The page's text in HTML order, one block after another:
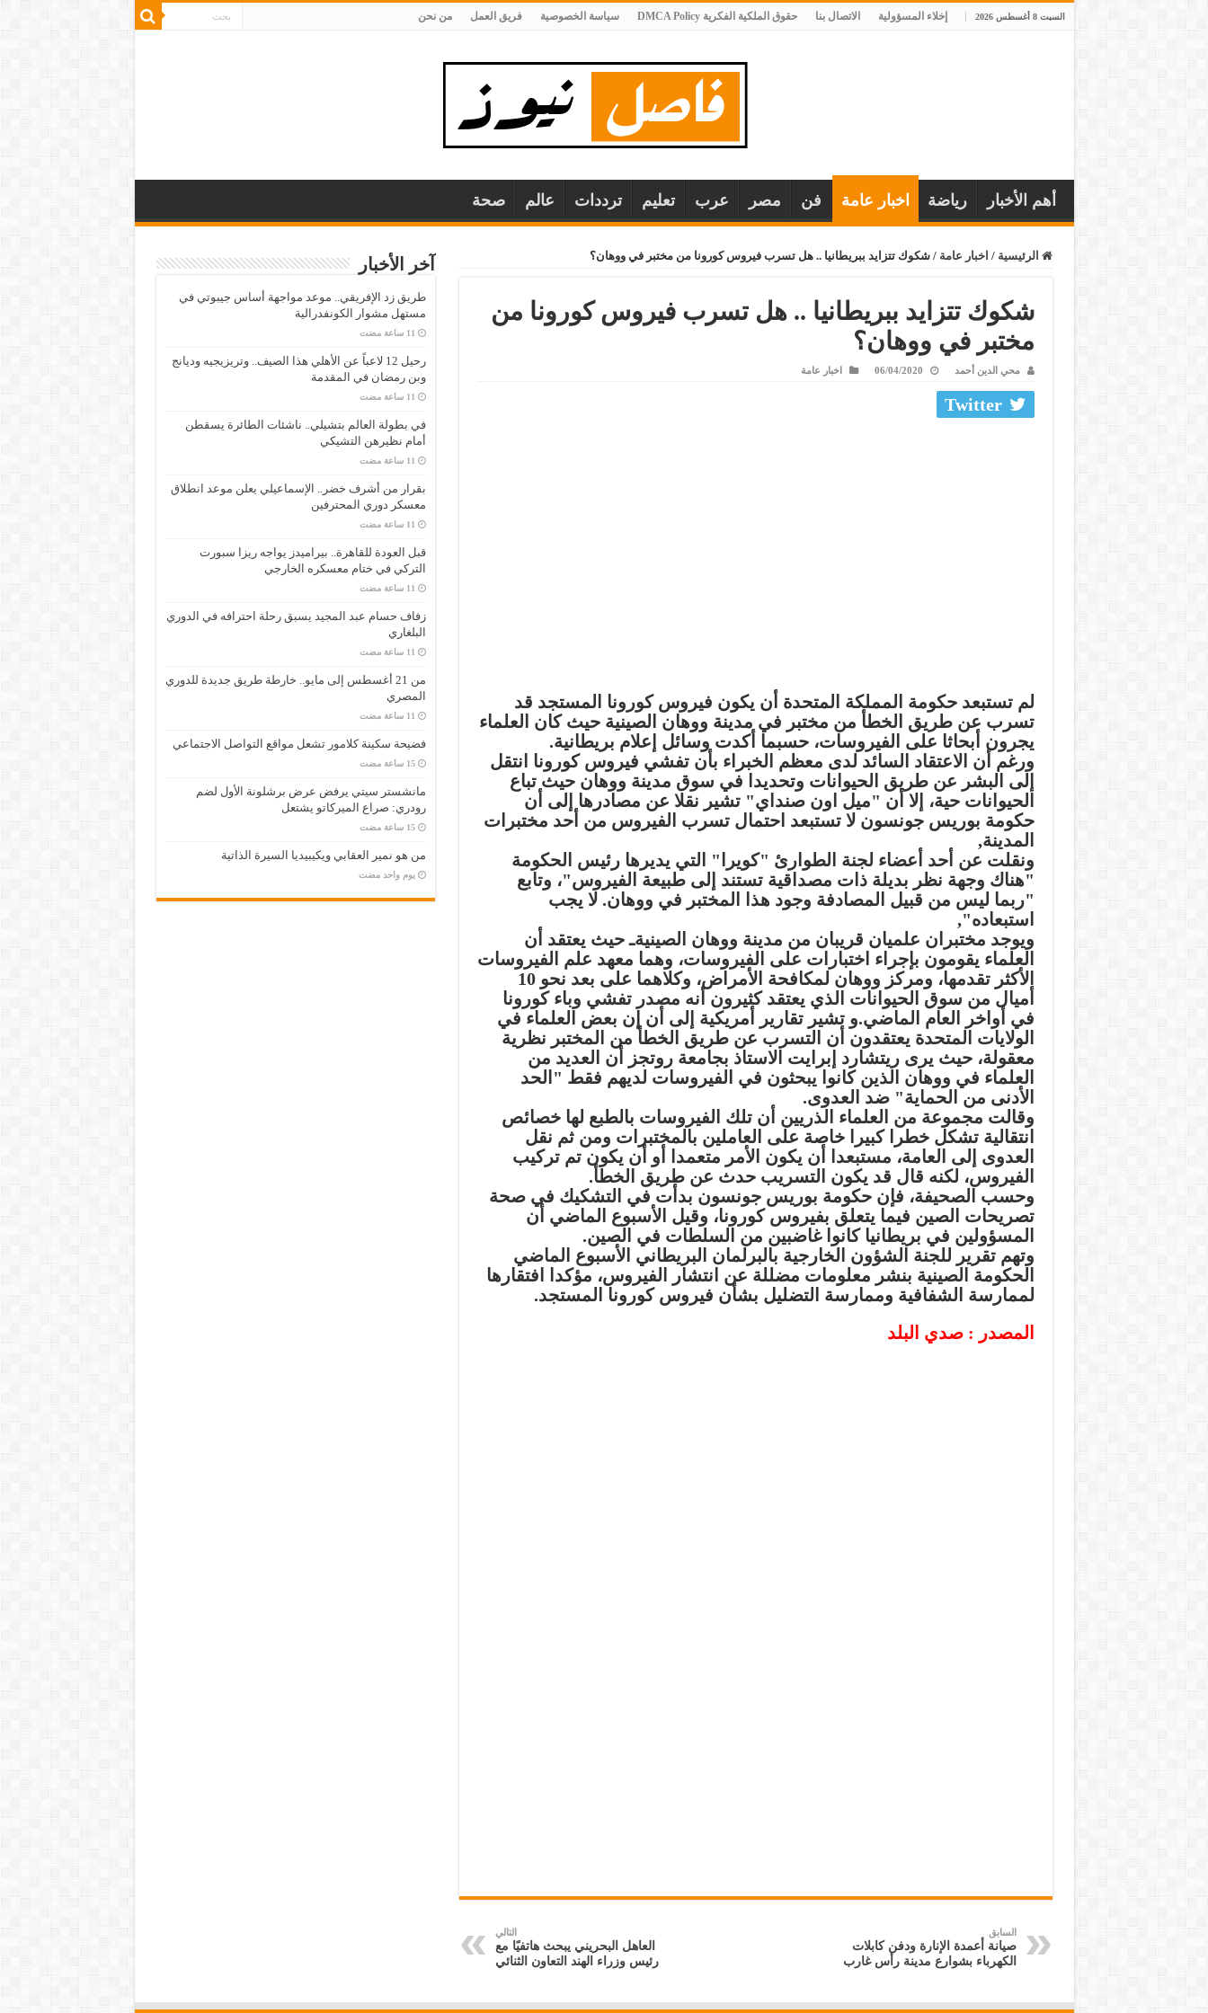
السبت 8 أغسطس 2026 إخلاء المسؤولية الاتصال بنا حقوق الملكية الفكرية DMCA Policy سياسة الخصوصية فريق العمل من نحن
أهم الأخبار رياضة اخبار عامة فن مصر عرب تعليم ترددات عالم صحة
الرئيسية / اخبار عامة / شكوك تتزايد ببريطانيا .. هل تسرب فيروس كورونا من مختبر في ووهان؟
شكوك تتزايد ببريطانيا .. هل تسرب فيروس كورونا من
مختبر في ووهان؟
محي الدين أحمد 06/04/2020 اخبار عامة
Twitter
لم تستبعد حكومة المملكة المتحدة أن يكون فيروس كورونا المستجد قد
تسرب عن طريق الخطأ من مختبر في مدينة ووهان الصينية حيث كان العلماء
يجرون أبحاثا على الفيروسات، حسبما أكدت وسائل إعلام بريطانية.
ورغم أن الاعتقاد السائد لدى معظم الخبراء بأن تفشي فيروس كورونا انتقل
إلى البشر عن طريق الحيوانات وتحديدا في سوق مدينة ووهان حيث تباع
الحيوانات حية، إلا أن "ميل اون صنداي" تشير نقلا عن مصادرها إلى أن
حكومة بوريس جونسون لا تستبعد احتمال تسرب الفيروس من أحد مختبرات
المدينة,
ونقلت عن أحد أعضاء لجنة الطوارئ "كويرا" التي يديرها رئيس الحكومة
"هناك وجهة نظر بديلة ذات مصداقية تستند إلى طبيعة الفيروس"، وتابع
"ربما ليس من قبيل المصادفة وجود هذا المختبر في ووهان. لا يجب
استبعاده",
ويوجد مختبران علميان قريبان من مدينة ووهان الصينيةـ حيث يعتقد أن
العلماء يقومون بإجراء اختبارات على الفيروسات، وهما معهد علم الفيروسات
الأكثر تقدمها، ومركز ووهان لمكافحة الأمراض، وكلاهما على بعد نحو 10
أميال من سوق الحيوانات الذي يعتقد كثيرون أنه مصدر تفشي وباء كورونا
في أواخر العام الماضي.و تشير تقارير أمريكية إلى أن إن بعض العلماء في
الولايات المتحدة يعتقدون أن التسرب عن طريق الخطأ من المختبر نظرية
معقولة، حيث يرى ريتشارد إبرايت الاستاذ بجامعة روتجز أن العديد من
العلماء في ووهان الذين كانوا يبحثون في الفيروسات لديهم فقط "الحد
الأدنى من الحماية" ضد العدوى.
وقالت مجموعة من العلماء الذريين أن تلك الفيروسات بالطبع لها خصائص
انتقالية تشكل خطرا كبيرا خاصة على العاملين بالمختبرات ومن ثم نقل
العدوى إلى العامة، مستبعدا أن يكون الأمر متعمدا أو أن يكون تم تركيب
الفيروس، لكنه قال قد يكون التسريب حدث عن طريق الخطأ.
وحسب الصحيفة، فإن حكومة بوريس جونسون بدأت في التشكيك في صحة
تصريحات الصين فيما يتعلق بفيروس كورونا، وقيل الأسبوع الماضي أن
المسؤولين في بريطانيا كانوا غاضبين من السلطات في الصين.
وتهم تقرير للجنة الشؤون الخارجية بالبرلمان البريطاني الأسبوع الماضي
الحكومة الصينية بنشر معلومات مضللة عن انتشار الفيروس، مؤكدا افتقارها
لممارسة الشفافية وممارسة التضليل بشأن فيروس كورونا المستجد.
المصدر : صدي البلد
السابق
صيانة أعمدة الإنارة ودفن كابلات
الكهرباء بشوارع مدينة رأس غارب
التالي
العاهل البحريني يبحث هاتفيًا مع
رئيس وزراء الهند التعاون الثنائي
آخر الأخبار
طريق زد الإفريقي.. موعد مواجهة أساس جيبوتي في
مستهل مشوار الكونفدرالية
رحيل 12 لاعباً عن الأهلي هذا الصيف.. وتريزيجيه وديانج
وبن رمضان في المقدمة
في بطولة العالم بتشيلي.. ناشئات الطائرة يسقطن
أمام نظيرهن التشيكي
بقرار من أشرف خضر.. الإسماعيلي يعلن موعد انطلاق
معسكر دوري المحترفين
قبل العودة للقاهرة.. بيراميدز يواجه ريزا سبورت
التركي في ختام معسكره الخارجي
زفاف حسام عبد المجيد يسبق رحلة احترافه في الدوري
البلغاري
من 21 أغسطس إلى مايو.. خارطة طريق جديدة للدوري
المصري
فضيحة سكينة كلامور تشعل مواقع التواصل الاجتماعي
‏15 ساعة مضت
مانشستر سيتي يرفض عرض برشلونة الأول لضم
رودري: صراع الميركاتو يشتعل
‏15 ساعة مضت
من هو نمير العقابي ويكيبيديا السيرة الذاتية
‏يوم واحد مضت